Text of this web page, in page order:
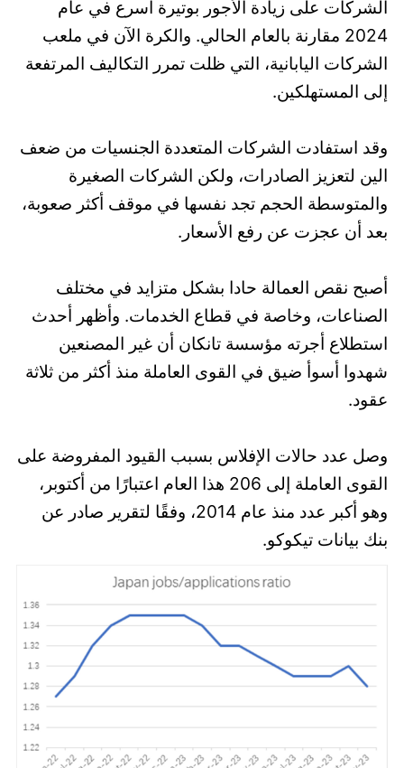
الشركات على زيادة الأجور بوتيرة أسرع في عام
2024 مقارنة بالعام الحالي. والكرة الآن في ملعب
الشركات اليابانية، التي ظلت تمرر التكاليف المرتفعة
إلى المستهلكين.
وقد استفادت الشركات المتعددة الجنسيات من ضعف
الين لتعزيز الصادرات، ولكن الشركات الصغيرة
والمتوسطة الحجم تجد نفسها في موقف أكثر صعوبة،
بعد أن عجزت عن رفع الأسعار.
أصبح نقص العمالة حادا بشكل متزايد في مختلف
الصناعات، وخاصة في قطاع الخدمات. وأظهر أحدث
استطلاع أجرته مؤسسة تانكان أن غير المصنعين
شهدوا أسوأ ضيق في القوى العاملة منذ أكثر من ثلاثة
عقود.
وصل عدد حالات الإفلاس بسبب القيود المفروضة على
القوى العاملة إلى 206 هذا العام اعتبارًا من أكتوبر،
وهو أكبر عدد منذ عام 2014، وفقًا لتقرير صادر عن
بنك بيانات تيكوكو.